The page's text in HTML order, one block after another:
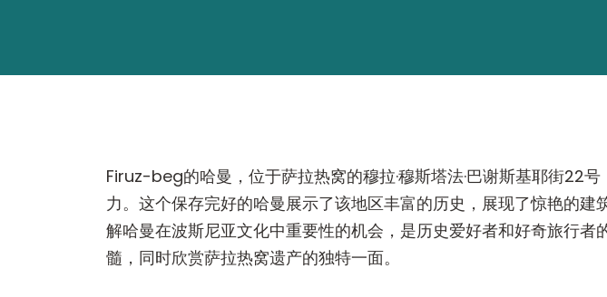
Firuz-beg的哈曼，位于萨拉热窝的穆拉·穆斯塔法·巴谢斯基耶街22
力。这个保存完好的哈曼展示了该地区丰富的历史，展现了惊艳的
解哈曼在波斯尼亚文化中重要性的机会，是历史爱好者和好奇旅行
髓，同时欣赏萨拉热窝遗产的独特一面。